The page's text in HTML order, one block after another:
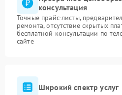
консультация
Точные прайс-листы,
ремонта, отсутствие скрытых
бесплатной консультации по
сайте
Широкий спектр услуг